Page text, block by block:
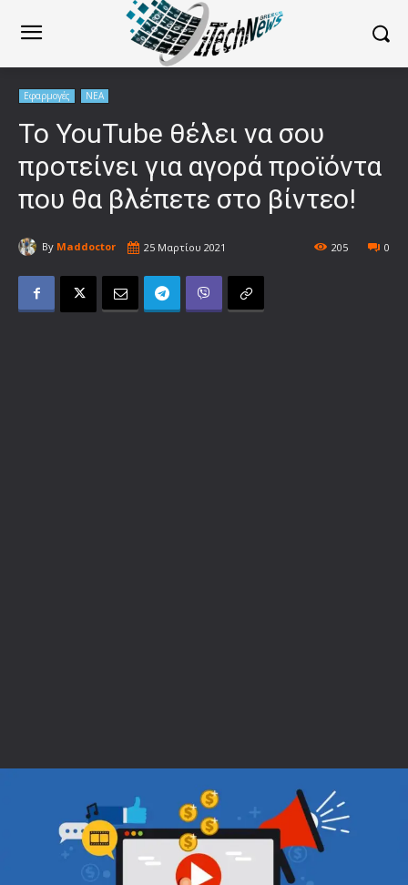
Εφαρμογές ΝΕΑ
Το YouTube θέλει να σου
προτείνει για αγορά προϊόντα
που θα βλέπετε στο βίντεο!
By Maddoctor 25 Μαρτίου 2021 0
205